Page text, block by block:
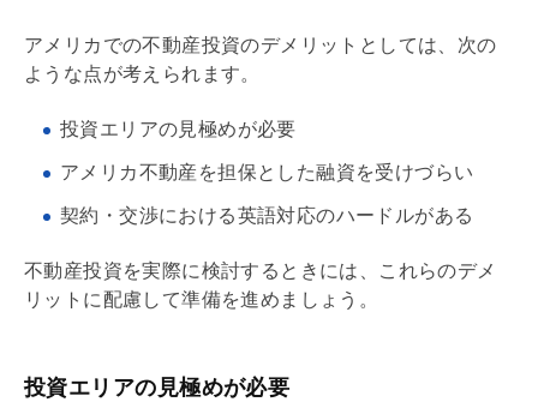
アメリカでの不動産投資のデメリットとしては、次の
ような点が考えられます。
投資エリアの見極めが必要
アメリカ不動産を担保とした融資を受けづらい
契約・交渉における英語対応のハードルがある
不動産投資を実際に検討するときには、これらのデメ
リットに配慮して準備を進めましょう。
投資エリアの見極めが必要